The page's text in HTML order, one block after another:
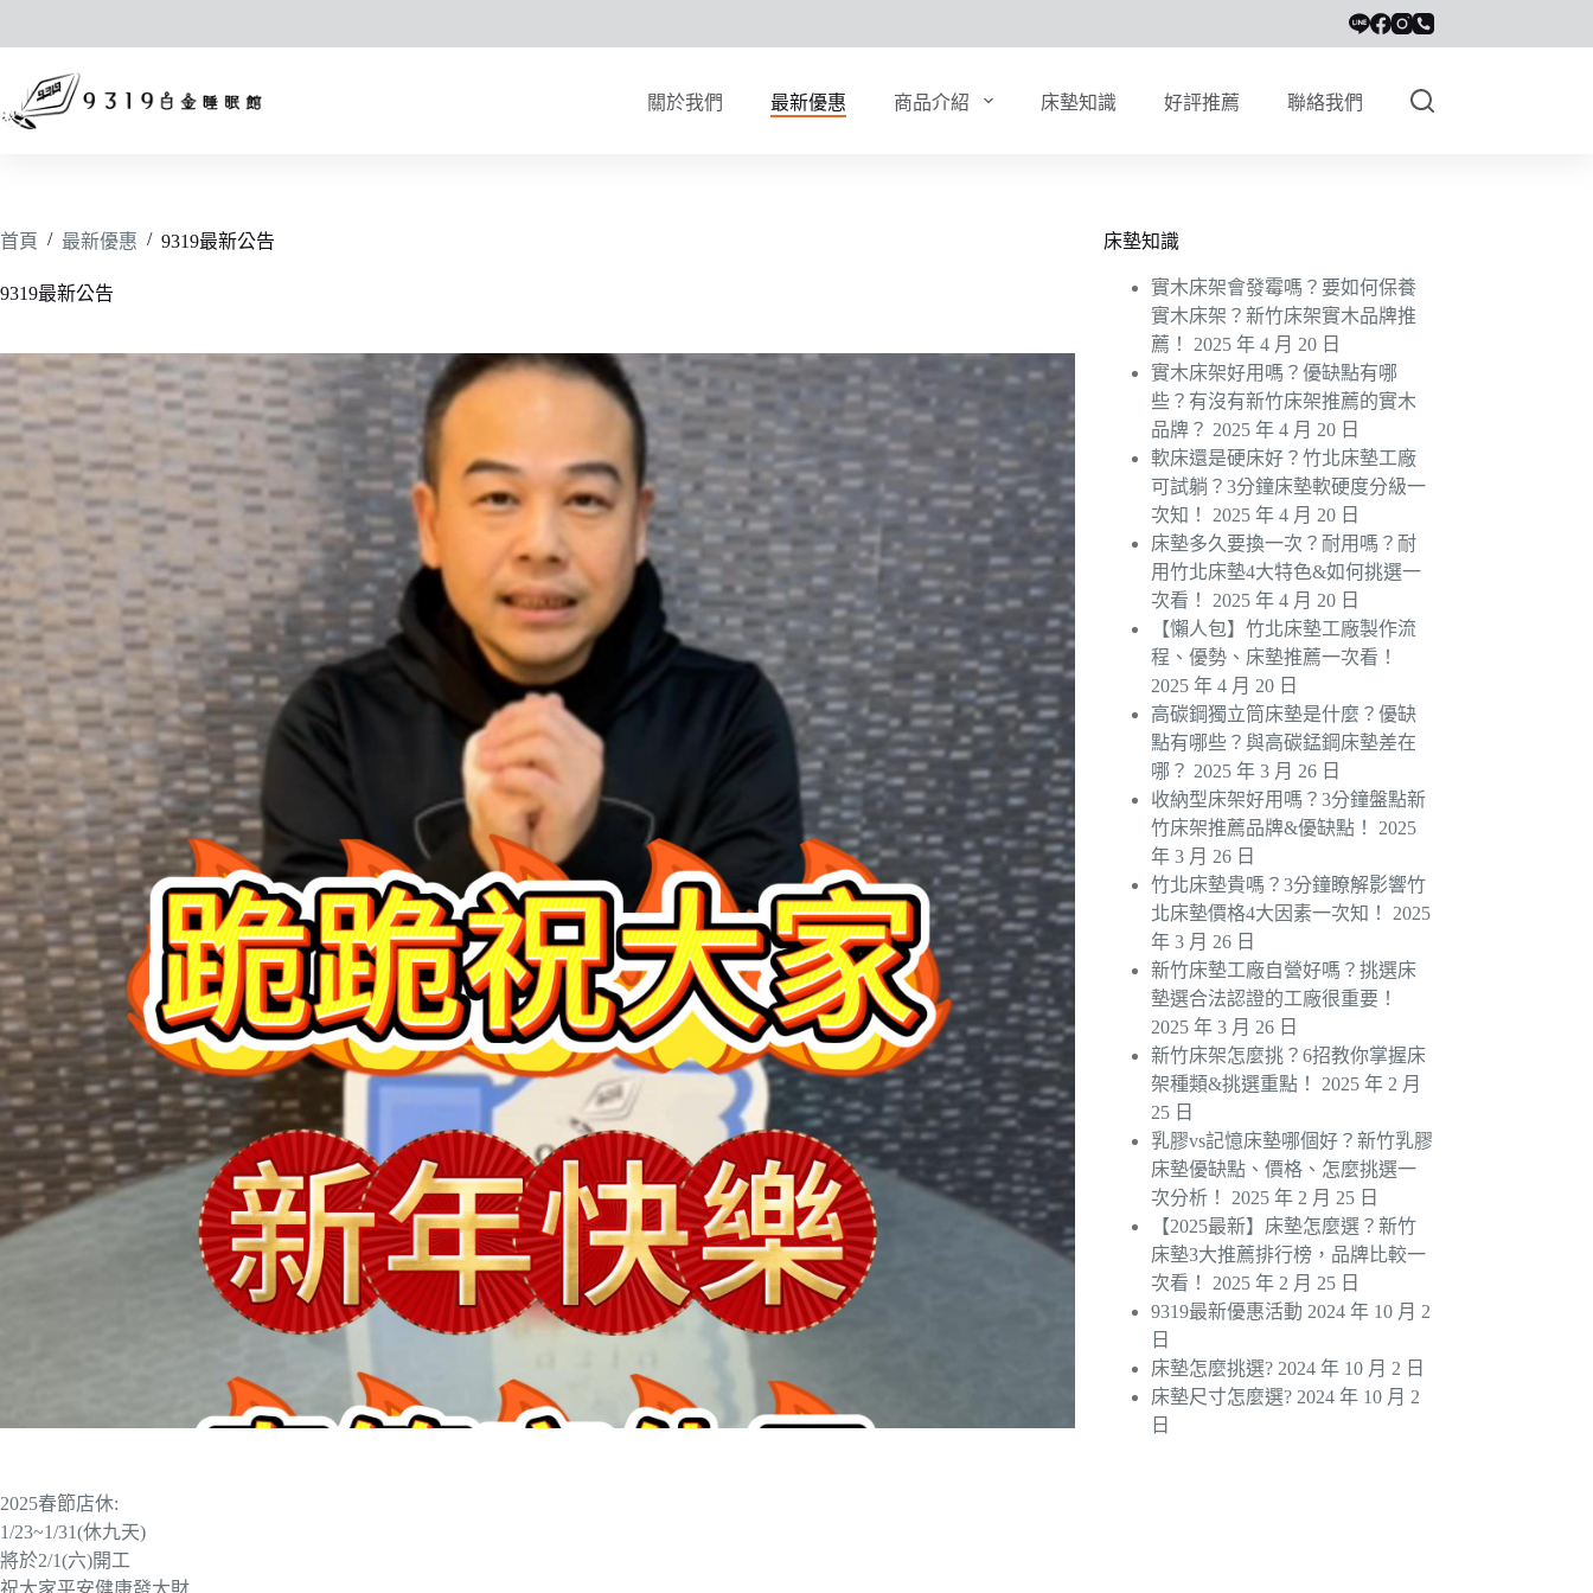
主
要
關於我們 最新優惠 商品介紹 床墊知識 好評推薦 聯絡我們
首頁 / 最新優惠 / 9319最新公告
9319最新公告
2025春節店休:
1/23~1/31(休九天)
將於2/1(六)開工
床墊知識
實木床架會發霉嗎？要如何保養
實木床架？新竹床架實木品牌推
薦！
2025 年 4 月 20 日
實木床架好用嗎？優缺點有哪
些？有沒有新竹床架推薦的實木
品牌？ 2025 年 4 月 20 日
軟床還是硬床好？竹北床墊工廠
可試躺？3分鐘床墊軟硬度分級一
次知！
2025 年 4 月 20 日
床墊多久要換一次？耐用嗎？耐
用竹北床墊4大特色&如何挑選一
次看！
2025 年 4 月 20 日
【懶人包】竹北床墊工廠製作流
程、優勢、床墊推薦一次看！
2025 年 4 月 20 日
高碳鋼獨立筒床墊是什麼？優缺
點有哪些？與高碳錳鋼床墊差在
哪？ 2025 年 3 月 26 日
收納型床架好用嗎？3分鐘盤點新
竹床架推薦品牌&優缺點！
2025
年 3 月 26 日
竹北床墊貴嗎？3分鐘瞭解影響竹
北床墊價格4大因素一次知！
2025
年 3 月 26 日
新竹床墊工廠自營好嗎？挑選床
墊選合法認證的工廠很重要！
2025 年 3 月 26 日
新竹床架怎麼挑？6招教你掌握床
架種類&挑選重點！
2025 年 2 月
25 日
乳膠vs記憶床墊哪個好？新竹乳膠
床墊優缺點、價格、怎麼挑選一
次分析！
2025 年 2 月 25 日
【2025最新】床墊怎麼選？新竹
床墊3大推薦排行榜，品牌比較一
次看！
2025 年 2 月 25 日
9319最新優惠活動 2024 年 10 月 2
日
床墊怎麼挑選? 2024 年 10 月 2 日
床墊尺寸怎麼選? 2024 年 10 月 2
日